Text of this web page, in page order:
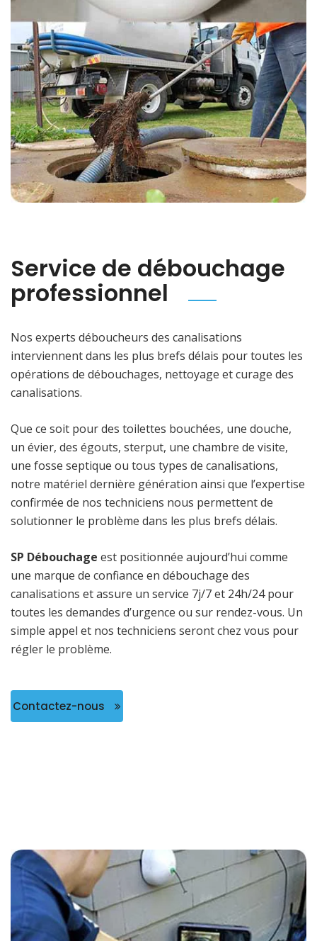
Service de débouchage
professionnel
Nos experts déboucheurs des canalisations
interviennent dans les plus brefs délais pour toutes les
opérations de débouchages, nettoyage et curage des
canalisations.
Que ce soit pour des toilettes bouchées, une douche,
un évier, des égouts, sterput, une chambre de visite,
une fosse septique ou tous types de canalisations,
notre matériel dernière génération ainsi que l’expertise
confirmée de nos techniciens nous permettent de
solutionner le problème dans les plus brefs délais.
SP Débouchage est positionnée aujourd’hui comme
une marque de confiance en débouchage des
canalisations et assure un service 7j/7 et 24h/24 pour
toutes les demandes d’urgence ou sur rendez-vous. Un
simple appel et nos techniciens seront chez vous pour
régler le problème.
Contactez-nous